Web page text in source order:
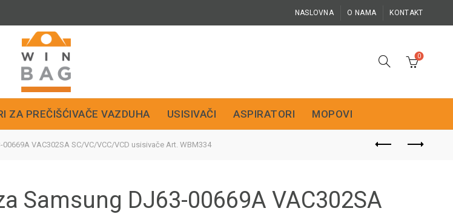
NASLOVNA O NAMA KONTAKT
0
ZA PREČIŠĆIVAČE VAZDUHA USISIVAČI ASPIRATORI MOPOVI
VAC302SA SC/VC/VCC/VCD usisivače Art. WBM334
Samsung DJ63-00669A VAC302SA